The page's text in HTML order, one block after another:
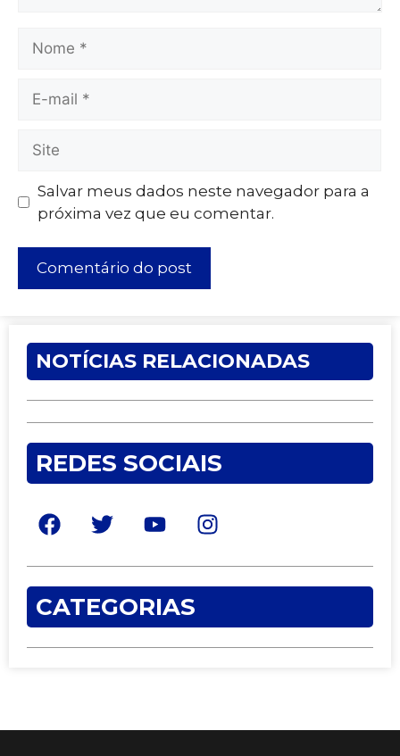
Salvar meus dados neste navegador para a
próxima vez que eu comentar.
NOTÍCIAS RELACIONADAS
REDES SOCIAIS
CATEGORIAS